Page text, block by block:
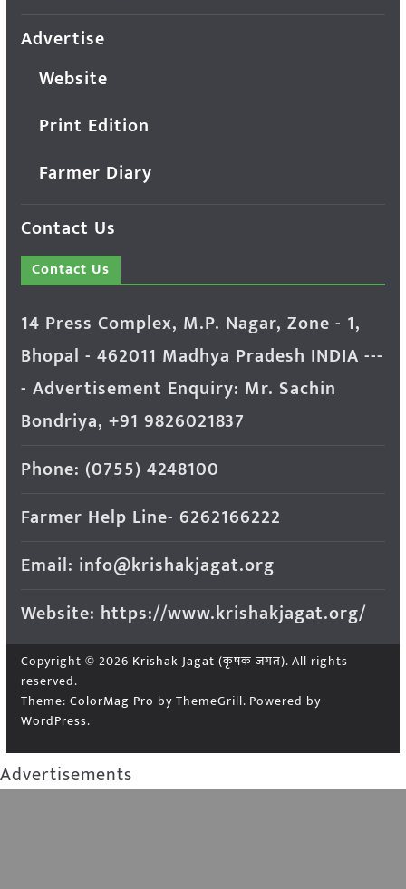
Advertise
Website
Print Edition
Farmer Diary
Contact Us
Contact Us
14 Press Complex, M.P. Nagar, Zone - 1,
Bhopal - 462011 Madhya Pradesh INDIA ---
- Advertisement Enquiry: Mr. Sachin
Bondriya, +91 9826021837
Phone: (0755) 4248100
Farmer Help Line- 6262166222
Email: info@krishakjagat.org
Website: https://www.krishakjagat.org/
Copyright © 2026 Krishak Jagat (कृषक जगत). All rights
reserved.
Theme: ColorMag Pro by ThemeGrill. Powered by
WordPress.
Advertisements